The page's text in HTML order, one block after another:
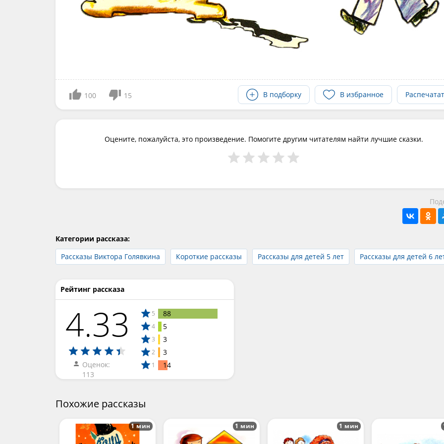
100 15 В подборку В избранное
Оцените, пожалуйста, это произведение. Помогите другим читателям найти лучшие сказки.
Категории рассказа:
Рассказы Виктора Голявкина
Короткие рассказы Рассказы для детей 5 лет Рассказы для детей 6
Рейтинг рассказа
4.33
Оценок:
113
5 88
4 5
3 3
2 3
1 14
Похожие рассказы
1 мин 1 мин 1 мин